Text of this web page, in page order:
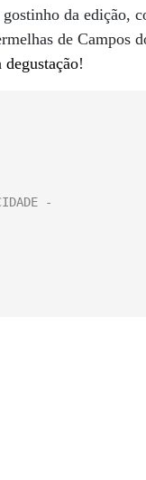
da edição,
de Campos
degustação!